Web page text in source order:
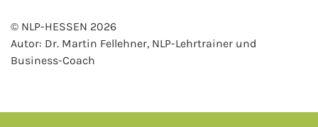
© NLP-HESSEN 2026
Autor: Dr. Martin Fellehner, NLP-Lehrtrainer und
Business-Coach